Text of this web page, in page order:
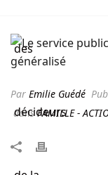
Par Emilie Guédé
dansFAMILLE -